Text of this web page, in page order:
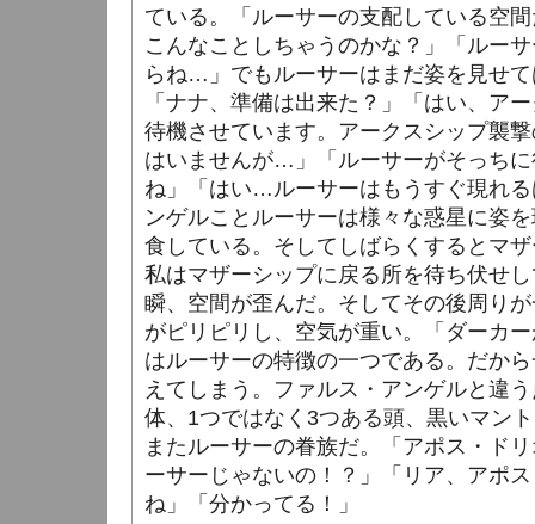
ている。「ルーサーの支配している空
こんなことしちゃうのかな？」「ルー
らね…」でもルーサーはまだ姿を見せ
「ナナ、準備は出来た？」「はい、ア
待機させています。アークスシップ襲
はいませんが…」「ルーサーがそっち
ね」「はい…ルーサーはもうすぐ現れ
ンゲルことルーサーは様々な惑星に姿
食している。そしてしばらくするとマ
私はマザーシップに戻る所を待ち伏せ
瞬、空間が歪んだ。そしてその後周り
がピリピリし、空気が重い。「ダーカ
はルーサーの特徴の一つである。だか
えてしまう。ファルス・アンゲルと違
体、1つではなく3つある頭、黒いマン
またルーサーの眷族だ。「アポス・ド
ーサーじゃないの！？」「リア、アポ
ね」「分かってる！」